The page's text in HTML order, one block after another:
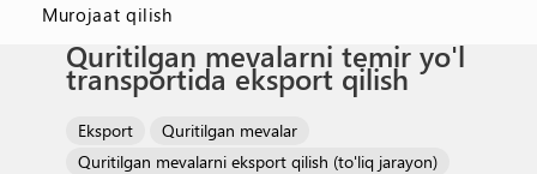
Murojaat qilish
Quritilgan mevalarni temir yo'l
transportida eksport qilish
Eksport
Quritilgan mevalar
Quritilgan mevalarni eksport qilish (to'liq jarayon)